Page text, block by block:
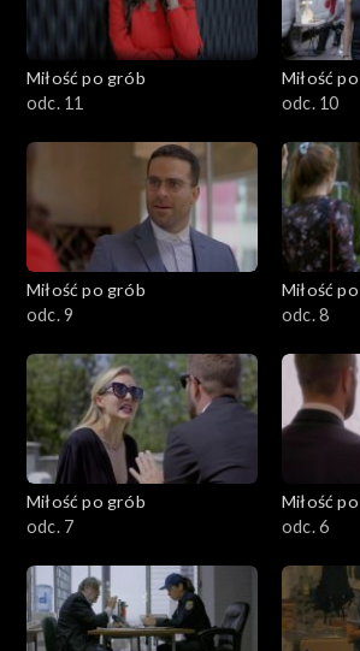
Miłość po grób
odc. 11
Miłość
odc. 10
Miłość po grób
odc. 9
Miłość
odc. 8
Miłość po grób
odc. 7
Miłość
odc. 6